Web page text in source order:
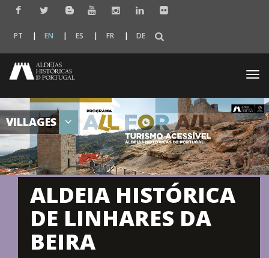
PT EN ES FR DE
VILLAGES
ALDEIA HISTÓRICA
DE LINHARES DA
BEIRA